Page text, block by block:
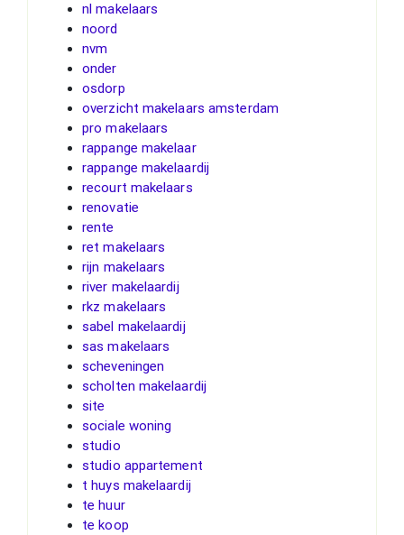
nl makelaars
noord
nvm
onder
osdorp
overzicht makelaars amsterdam
pro makelaars
rappange makelaar
rappange makelaardij
recourt makelaars
renovatie
rente
ret makelaars
rijn makelaars
river makelaardij
rkz makelaars
sabel makelaardij
sas makelaars
scheveningen
scholten makelaardij
site
sociale woning
studio
studio appartement
t huys makelaardij
te huur
te koop